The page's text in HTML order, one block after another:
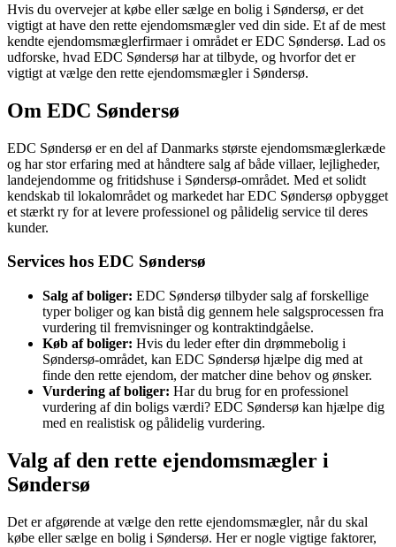
Hvis du overvejer at købe eller sælge en bolig i Søndersø, er det
vigtigt at have den rette ejendomsmægler ved din side. Et af de mest
kendte ejendomsmæglerfirmaer i området er EDC Søndersø. Lad os
udforske, hvad EDC Søndersø har at tilbyde, og hvorfor det er
vigtigt at vælge den rette ejendomsmægler i Søndersø.
Om EDC Søndersø
EDC Søndersø er en del af Danmarks største ejendomsmæglerkæde
og har stor erfaring med at håndtere salg af både villaer, lejligheder,
landejendomme og fritidshuse i Søndersø-området. Med et solidt
kendskab til lokalområdet og markedet har EDC Søndersø opbygget
et stærkt ry for at levere professionel og pålidelig service til deres
kunder.
Services hos EDC Søndersø
Salg af boliger: EDC Søndersø tilbyder salg af forskellige
typer boliger og kan bistå dig gennem hele salgsprocessen fra
vurdering til fremvisninger og kontraktindgåelse.
Køb af boliger: Hvis du leder efter din drømmebolig i
Søndersø-området, kan EDC Søndersø hjælpe dig med at
finde den rette ejendom, der matcher dine behov og ønsker.
Vurdering af boliger: Har du brug for en professionel
vurdering af din boligs værdi? EDC Søndersø kan hjælpe dig
med en realistisk og pålidelig vurdering.
Valg af den rette ejendomsmægler i
Søndersø
Det er afgørende at vælge den rette ejendomsmægler, når du skal
købe eller sælge en bolig i Søndersø. Her er nogle vigtige faktorer,